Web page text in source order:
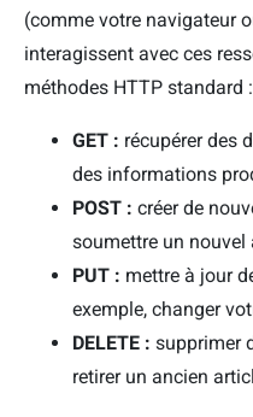
(comme votre navigateur
interagissent avec ces
méthodes HTTP standard :
GET : récupérer des
des informations
POST : créer de
soumettre un nouvel
PUT : mettre à jour
exemple, changer
DELETE : supprimer
retirer un ancien